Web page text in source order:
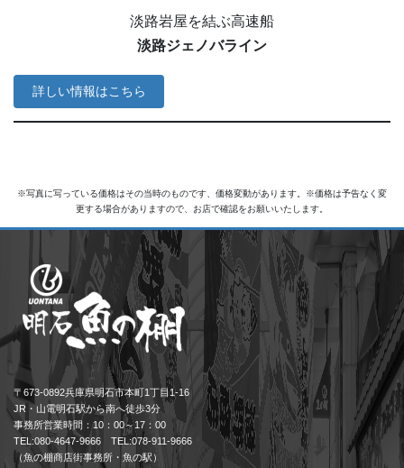
淡路岩屋を結ぶ高速船
淡路ジェノバライン
詳しい情報はこちら
※写真に写っている価格はその当時のものです、価格変動があります。※価格は予告なく変
更する場合がありますので、お店で確認をお願いいたします。
〒673-0892兵庫県明石市本町1丁目1-16
JR・山電明石駅から南へ徒歩3分
事務所営業時間：10：00～17：00
TEL:080-4647-9666 TEL:078-911-9666
（魚の棚商店街事務所・魚の駅）